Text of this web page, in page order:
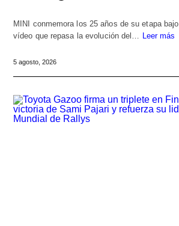
MINI conmemora los 25 años de su etapa
vídeo que repasa la evolución del… Leer más
5 agosto, 2026